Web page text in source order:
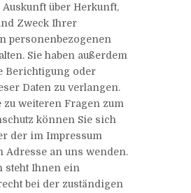
über Herkunft,
Zweck Ihrer
personenbezogenen
Sie haben außerdem
Berichtigung oder
Daten zu verlangen.
zu weiteren Fragen zum
können Sie sich
der im Impressum
Adresse an uns wenden.
steht Ihnen ein
bei der zuständigen